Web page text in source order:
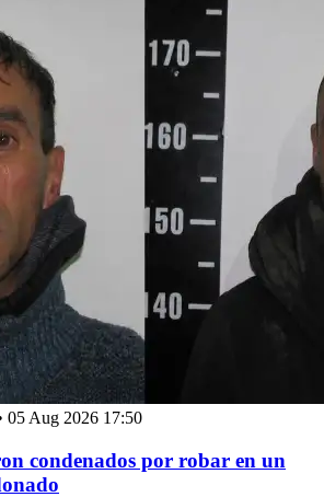
05 Aug 2026 17:50
condenados por robar en un